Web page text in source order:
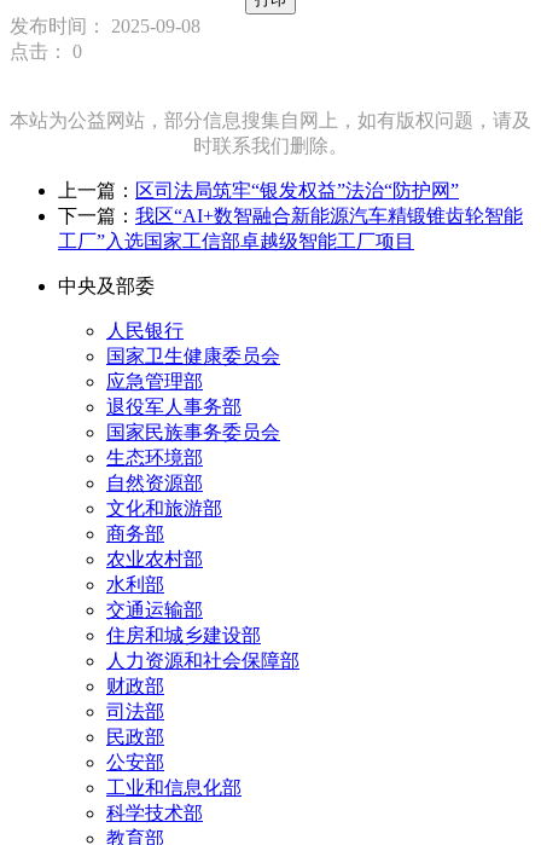
发布时间： 2025-09-08
点击： 0
本站为公益网站，部分信息搜集自网上，如有版权问题，请及
时联系我们删除。
上一篇： 区司法局筑牢“银发权益”法治“防护网”
下一篇： 我区“AI+数智融合新能源汽车精锻锥齿轮智能
工厂”入选国家工信部卓越级智能工厂项目
中央及部委
人民银行
国家卫生健康委员会
应急管理部
退役军人事务部
国家民族事务委员会
生态环境部
自然资源部
文化和旅游部
商务部
农业农村部
水利部
交通运输部
住房和城乡建设部
人力资源和社会保障部
财政部
司法部
民政部
公安部
工业和信息化部
科学技术部
教育部